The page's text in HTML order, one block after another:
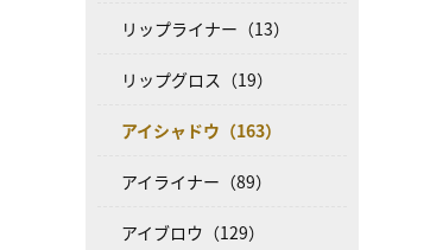
リップライナー（13）
リップグロス（19）
アイシャドウ（163）
アイライナー（89）
アイブロウ（129）